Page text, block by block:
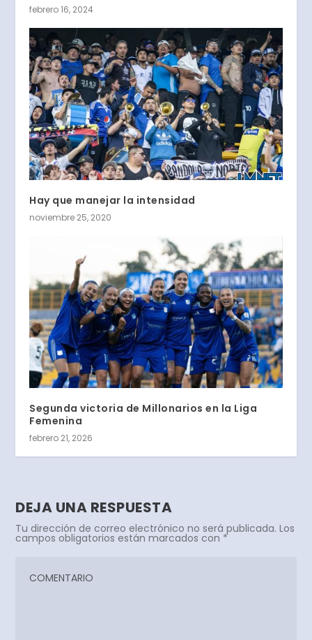
febrero 16, 2024
Hay que manejar la intensidad
noviembre 25, 2020
Segunda victoria de Millonarios en la Liga
Femenina
febrero 21, 2026
DEJA UNA RESPUESTA
Tu dirección de correo electrónico no será publicada. Los
campos obligatorios están marcados con *